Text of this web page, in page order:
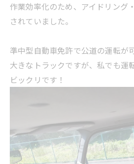
作業効率化のため、アイドリング
されていました。
準中型自動車免許で公道の運転が可
大きなトラックですが、私でも運
ビックリです！